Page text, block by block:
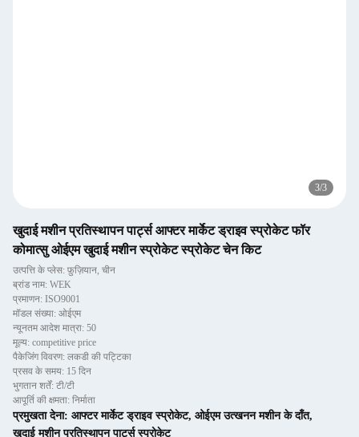
3/3
खुदाई मशीन प्रतिस्थापन पार्ट्स आफ्टर मार्केट ड्राइव स्प्रोकेट फॉर
कोमात्सु ओईएम खुदाई मशीन स्प्रोकेट स्प्रोकेट चेन किट
उत्पत्ति के प्लेस: फ़ुज़ियान, चीन
ब्रांड नाम: WEK
प्रमाणन: ISO9001
मॉडल संख्या: ओईएम
न्यूनतम आदेश मात्रा: 50
मूल्य: competitive price
पैकेजिंग विवरण: लकडी की पट्टिका
प्रसव के समय: 15 दिन
भुगतान शर्तें: टी/टी
आपूर्ति की क्षमता: निर्माता
प्रमुखता देना: आफ्टर मार्केट ड्राइव स्प्रोकेट, ओईएम उत्खनन मशीन के दाँत,
खुदाई मशीन प्रतिस्थापन पार्ट्स स्प्रोकेट